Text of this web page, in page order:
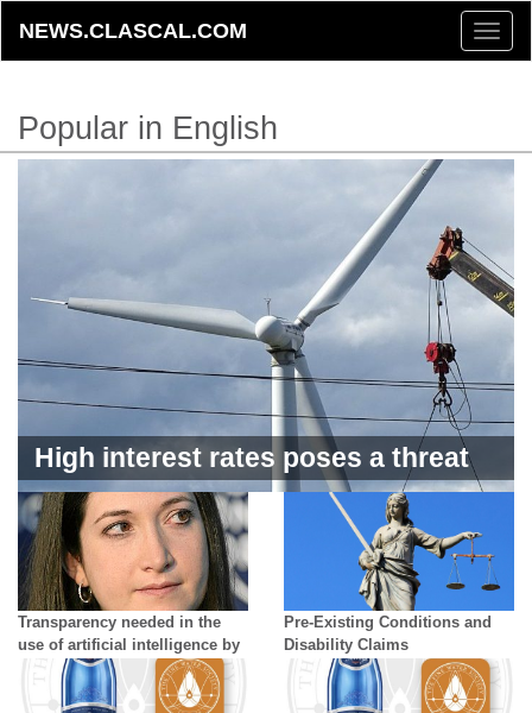
Toggle
NEWS.CLASCAL.COM
Popular in English
High interest rates poses a threat
to the green economy
Transparency needed in the
use of artificial intelligence by
creators - growing difficulty in
distinguishing reality from AI
Pre-Existing Conditions and
Disability Claims